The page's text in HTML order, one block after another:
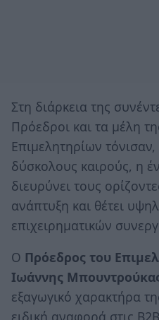
Στη διάρκεια της
Πρόεδροι και τα μέλη
Επιμελητηρίων
δύσκολους καιρούς, η
διευρύνει τους
ανάπτυξη και θέτει
επιχειρηματικών
Ο Πρόεδρος του
Ιωάννης
εξαγωγικό χαρακτήρα
ειδική αναφορά στις